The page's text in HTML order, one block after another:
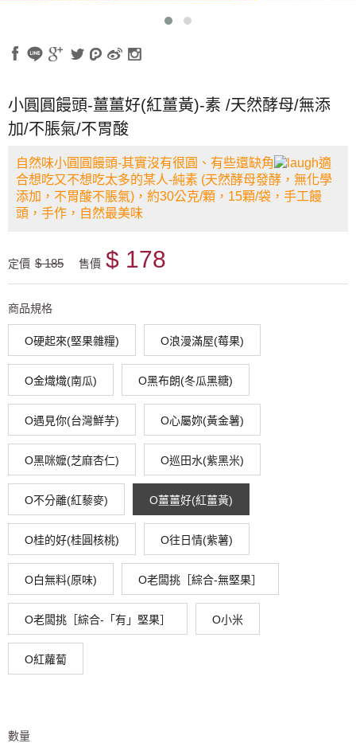
小圓圓饅頭-薑薑好(紅薑黃)-素 /天然酵母/無添
加/不脹氣/不胃酸
自然味小圓圓饅頭-其實沒有很圓、有些還缺角
適
合想吃又不想吃太多的某人-純素 (天然酵母發酵，無化學
添加，不胃酸不脹氣)，約30公克/顆，15顆/袋，手工饅
頭，手作，自然最美味
定價 $ 185 售價 $ 178
商品規格
O硬起來(堅果雜糧) O浪漫滿屋(莓果)
O金熾熾(南瓜) O黑布朗(冬瓜黑糖)
O遇見你(台灣鮮芋) O心屬妳(黃金薯)
O黑咪嬤(芝麻杏仁) O巡田水(紫黑米)
O不分離(紅藜麥) O薑薑好(紅薑黃)
O桂的好(桂圓核桃) O往日情(紫薯)
O白無料(原味) O老闆挑［綜合-無堅果］
O老闆挑［綜合-「有」堅果］ O小米
O紅蘿蔔
數量